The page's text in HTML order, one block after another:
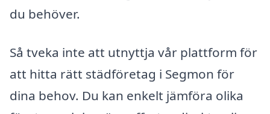
du behöver.
Så tveka inte att utnyttja vår plattform för
att hitta rätt städföretag i Segmon för
dina behov. Du kan enkelt jämföra olika